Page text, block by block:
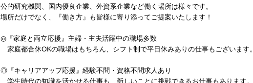
公的研究機関、国内優良企業、外資系企業など働く場所は様々です。
場所だけでなく、『働き方』も皆様に寄り添ってご提案いたします！
◎『家庭と両立応援』主婦・主夫活躍中の職場多数
家庭都合休OKの職場はもちろん、シフト制で平日休みありの仕事もございます。
◎『キャリアアップ応援』経験不問・資格不問求人あり
学生時代の知識を活かせる仕事も、新しいことに挑戦できるお仕事もあります。